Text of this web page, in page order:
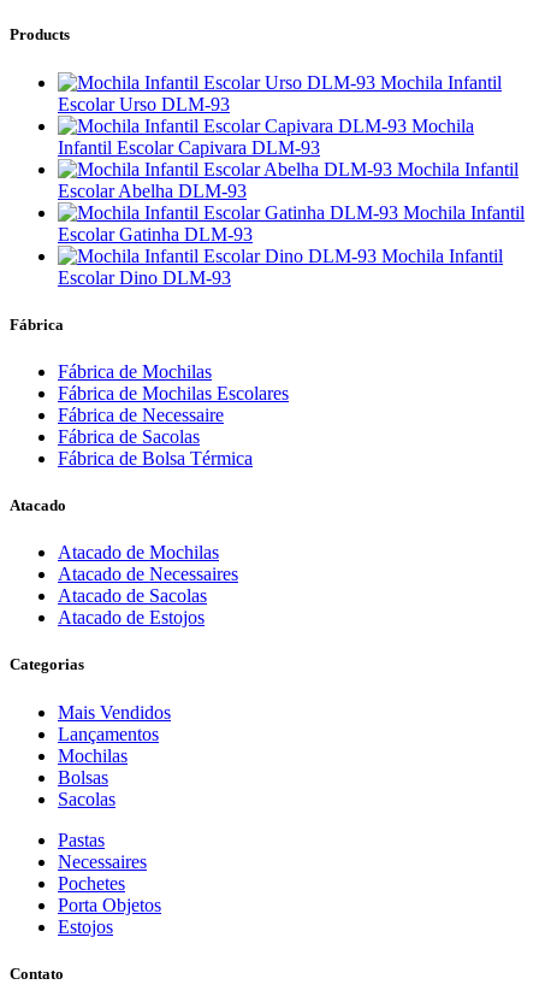
Products
Mochila Infantil
Escolar Urso DLM-93
Mochila
Infantil Escolar Capivara DLM-93
Mochila Infantil
Escolar Abelha DLM-93
Mochila Infantil
Escolar Gatinha DLM-93
Mochila Infantil
Escolar Dino DLM-93
Fábrica
Fábrica de Mochilas
Fábrica de Mochilas Escolares
Fábrica de Necessaire
Fábrica de Sacolas
Fábrica de Bolsa Térmica
Atacado
Atacado de Mochilas
Atacado de Necessaires
Atacado de Sacolas
Atacado de Estojos
Categorias
Mais Vendidos
Lançamentos
Mochilas
Bolsas
Sacolas
Pastas
Necessaires
Pochetes
Porta Objetos
Estojos
Contato